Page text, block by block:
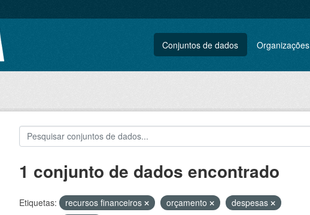
Conjuntos de dados Organizações
1 conjunto de dados encontrado
Etiquetas: recursos financeiros orçamento
despesas